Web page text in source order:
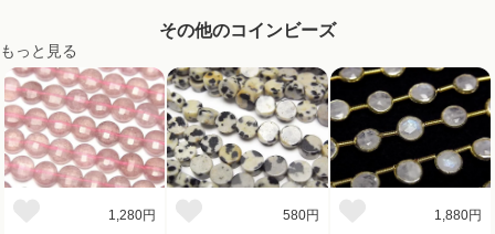
その他のコインビーズ
もっと見る
1,280円 580円 1,880円